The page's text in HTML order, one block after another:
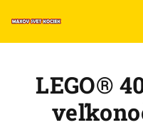
na
LEGO®